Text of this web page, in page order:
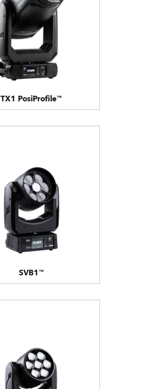
TX1 PosiProfile™
SVB1™